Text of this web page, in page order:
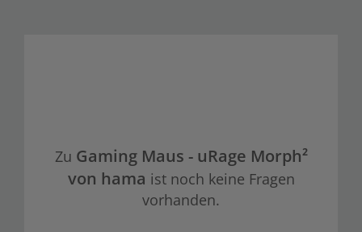
Zu Gaming Maus - uRage Morph²
von hama ist noch keine Fragen
vorhanden.